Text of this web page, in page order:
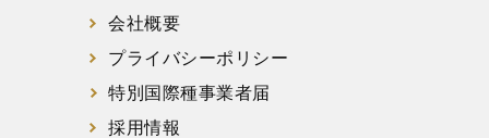
会社概要
プライバシーポリシー
特別国際種事業者届
採用情報